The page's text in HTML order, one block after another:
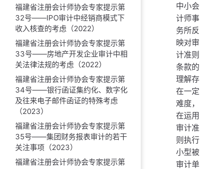
福建省注册会计师协会专家提示第
32号——IPO审计中经销商模式下
收入核查的考虑（2022）
福建省注册会计师协会专家提示第
33号——房地产开发企业审计中相
关法律法规的考虑（2022）
福建省注册会计师协会专家提示第
34号——银行函证集约化、数字化
及往来电子邮件函证的特殊考虑
（2023）
福建省注册会计师协会专家提示第
35号——集团财务报表审计的若干
关注事项（2023）
福建省注册会计师协会专家提示第
中小会
计师事
务所反
映对审
计准则
条款的
理解存
在一定
难度，
在运用
审计准
则执行
小型被
审计单